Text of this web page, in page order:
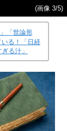
(画像 3/5)
「世論形
いる！「日経
る汁」